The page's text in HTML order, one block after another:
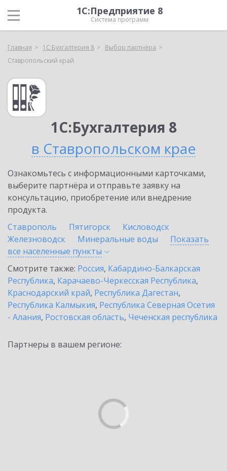
1С:Предприятие 8
Система программ
Главная 1С:Бухгалтерия 8
Выбор партнёра
Ставропольский край
1С:Бухгалтерия 8
в Ставропольском крае
Ознакомьтесь с информационными карточками,
выберите партнёра и отправьте заявку на
консультацию, приобретение или внедрение
продукта.
Ставрополь
Пятигорск
Кисловодск
Железноводск
Минеральные воды
Показать
все населенные пункты
Смотрите также: Россия, Кабардино-Балкарская
Республика, Карачаево-Черкесская Республика,
Краснодарский край, Республика Дагестан,
Республика Калмыкия, Республика Северная Осетия
- Алания, Ростовская область, Чеченская республика
Партнеры в вашем регионе: